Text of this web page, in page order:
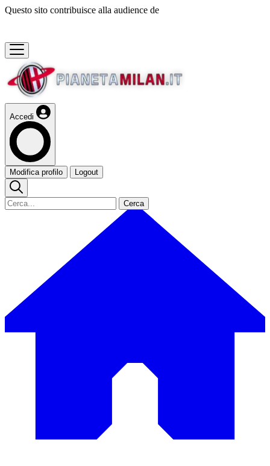
Questo sito contribuisce alla audience de
Accedi
Modifica profilo Logout
Cerca